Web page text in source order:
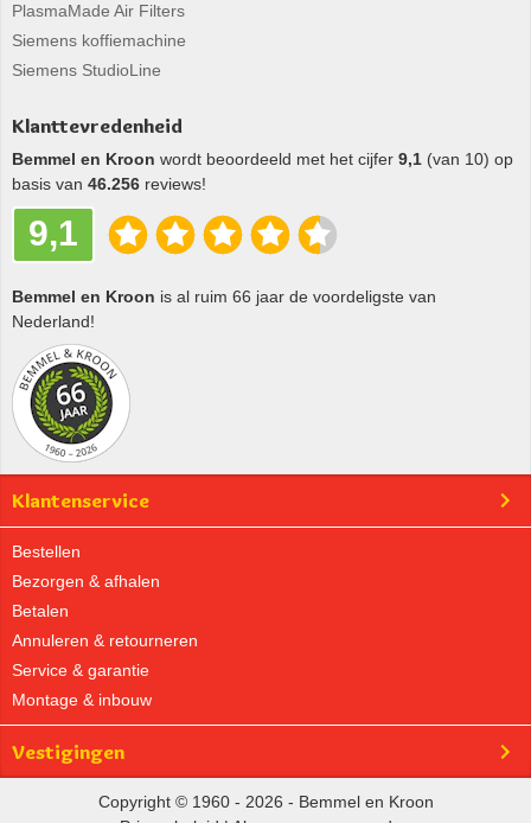
PlasmaMade Air Filters
Siemens koffiemachine
Siemens StudioLine
Klanttevredenheid
Bemmel en Kroon wordt beoordeeld met het cijfer 9,1 (van 10) op
basis van 46.256 reviews!
9,1
Bemmel en Kroon is al ruim 66 jaar de voordeligste van
Nederland!
Klantenservice
Bestellen
Bezorgen & afhalen
Betalen
Annuleren & retourneren
Service & garantie
Montage & inbouw
Vestigingen
Copyright © 1960 - 2026 - Bemmel en Kroon